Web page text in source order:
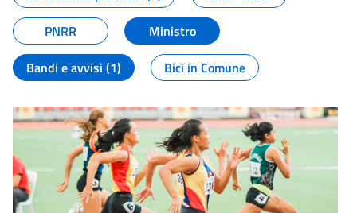
PNRR
Ministro
Bandi e avvisi (1)
Bici in Comune